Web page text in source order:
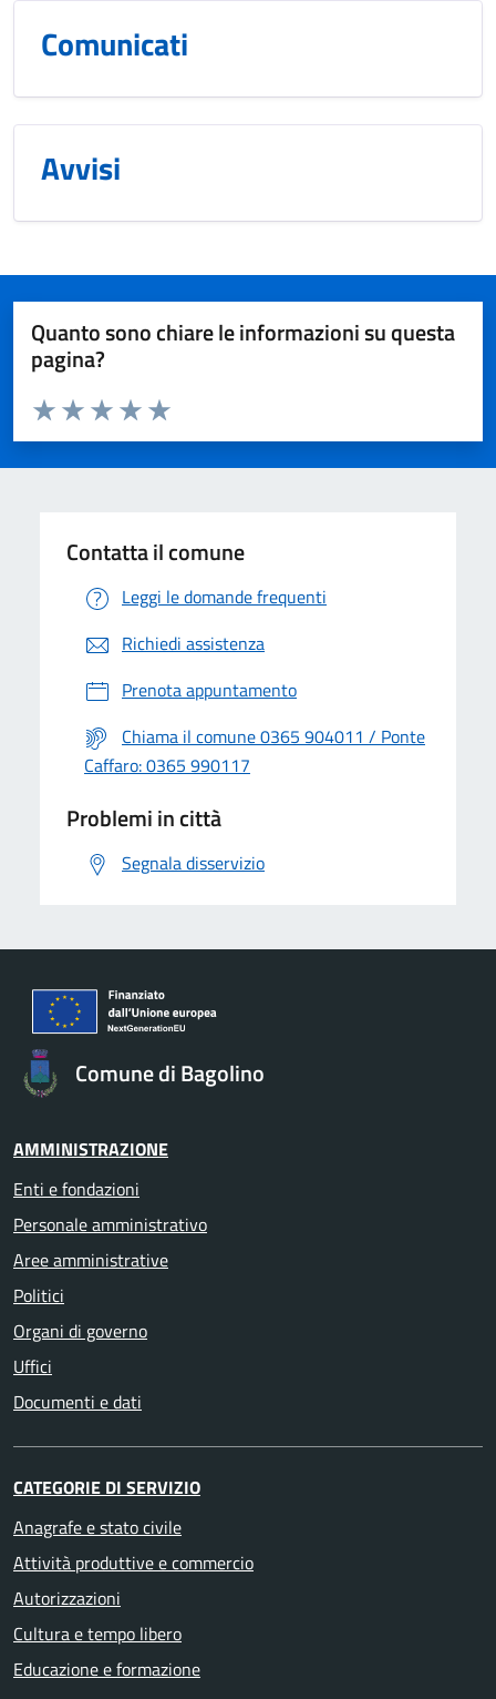
Comunicati
Avvisi
Quanto sono chiare le informazioni su questa
pagina?
Valuta da 1 a 5 stelle la pagina
Valuta 5 stelle su 5
Valuta 4 stelle su 5
Valuta 3 stelle su 5
Valuta 2 stelle su 5
Valuta 1 stelle su 5
Contatta il comune
Leggi le domande frequenti
Richiedi assistenza
Prenota appuntamento
Chiama il comune 0365 904011 / Ponte
Caffaro: 0365 990117
Problemi in città
Segnala disservizio
Comune di Bagolino
AMMINISTRAZIONE
Enti e fondazioni
Personale amministrativo
Aree amministrative
Politici
Organi di governo
Uffici
Documenti e dati
CATEGORIE DI SERVIZIO
Anagrafe e stato civile
Attività produttive e commercio
Autorizzazioni
Cultura e tempo libero
Educazione e formazione